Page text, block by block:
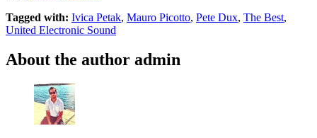
Tagged with: Ivica Petak, Mauro Picotto, Pete Dux, The Best,
United Electronic Sound
About the author admin